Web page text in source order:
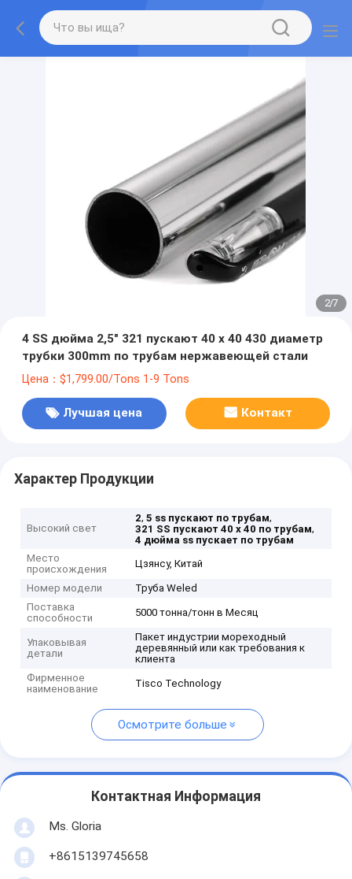
2/7
4 SS дюйма 2,5" 321 пускают 40 x 40 430 диаметр
трубки 300mm по трубам нержавеющей стали
Цена：$1,799.00/Tons 1-9 Tons
Лучшая цена Контакт
Характер Продукции
Высокий свет
2,5 ss пускают по трубам,
321 SS пускают 40 x 40 по трубам,
4 дюйма ss пускает по трубам
Место
происхождения
Цзянсу, Китай
Номер модели
Труба Weled
Поставка
способности
5000 тонна/тонн в Месяц
Упаковывая
детали
Пакет индустрии мореходный
деревянный или как требования к
клиента
Фирменное
наименование
Tisco Technology
Осмотрите больше
Контактная Информация
Ms. Gloria
+8615139745658